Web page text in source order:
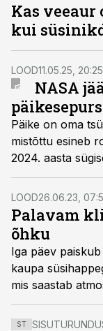
Kas
kui
LOOD11.05.25, 20:25
NASA
Päike on oma
mistõttu esineb
2024. aasta
intensiivseimaid
LOOD26.06.23,
Palavam
õhku
Iga päev
kaupa
mis saastab
miljonit inimest.
mobiilsed filtrid ja
ST